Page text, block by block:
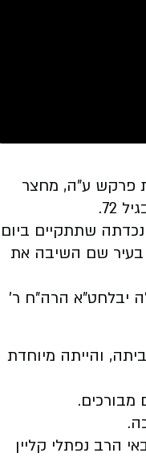
פרקש ע"ה, מחצר
שתתקיים ביום
בעיר שם השיבה את
יבלחט"א הרה"ח ר'
והייתה מיוחדת
מבורכים.
הרב נפתלי קליין